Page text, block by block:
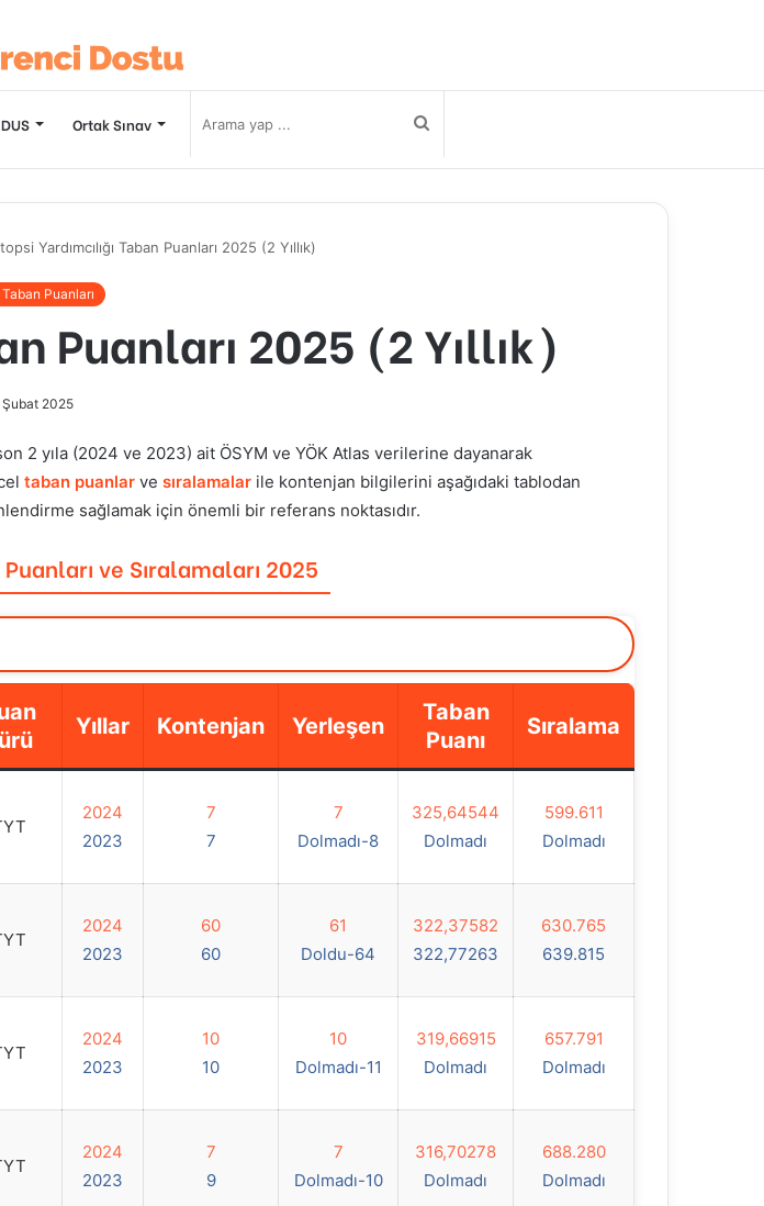
DUS Ortak Sınav Arama
Yardımcılığı Taban Puanları 2025 (2 Yıllık)
Taban Puanları
Puanları 2025 (2 Yıllık)
Şubat 2025
2 yıla (2024 ve 2023) ait ÖSYM ve YÖK Atlas verilerine dayanarak
taban puanlar ve sıralamalar ile kontenjan bilgilerini aşağıdaki tablodan
sağlamak için önemli bir referans noktasıdır.
Puanları ve Sıralamaları 2025
Yıllar Kontenjan Yerleşen
Taban
Puanı
Sıralama
2024
2023
7
7
7
Dolmadı-8
325,64544
Dolmadı
599.611
Dolmadı
2024
2023
60
60
61
Doldu-64
322,37582
322,77263
630.765
639.815
2024
2023
10
10
10
Dolmadı-11
319,66915
Dolmadı
657.791
Dolmadı
2024
2023
7
9
7
Dolmadı-10
316,70278
Dolmadı
688.280
Dolmadı